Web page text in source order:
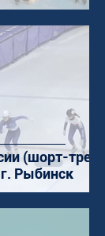
(шорт-трек)
Рыбинск